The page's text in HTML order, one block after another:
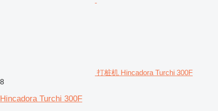
打桩机 Hincadora Turchi 300F
8
Hincadora Turchi 300F